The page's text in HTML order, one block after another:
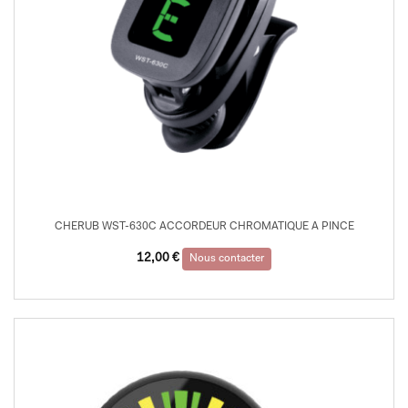
CHERUB WST-630C ACCORDEUR CHROMATIQUE A PINCE
12,00 € Nous contacter